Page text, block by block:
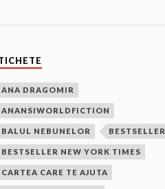
ANA DRAGOMIR
ANANSIWORLDFICTION
BALUL NEBUNELOR BESTSELLER
BESTSELLER NEW YORK TIMES
CARTEA CARE TE AJUTA